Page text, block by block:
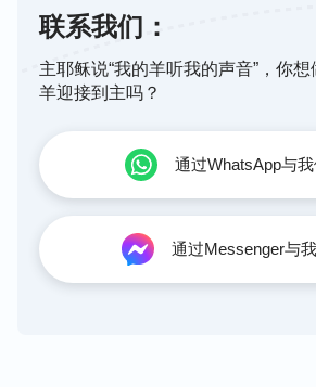
联系我们：
主耶稣说“我的羊听我的声音”，你
羊迎接到主吗？
通过WhatsApp与
通过Messenger与